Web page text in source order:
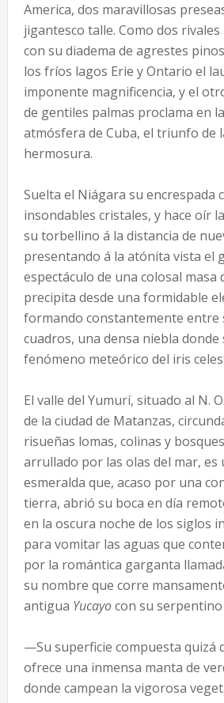
America, dos maravillosas
jigantesco talle. Como dos
con su diadema de agrestes
los fríos lagos Erie y Ontario el
imponente magnificencia, y el
de gentiles palmas proclama en
atmósfera de Cuba, el triunfo de
hermosura.
Suelta el Niágara su encrespada
insondables cristales, y hace oír
su torbellino á la distancia de
presentando á la atónita vista el
espectáculo de una colosal masa
precipita desde una formidable
formando constantemente entre
cuadros, una densa niebla donde
fenómeno meteórico del iris
El valle del Yumurí, situado al N.
de la ciudad de Matanzas,
risueñas lomas, colinas y
arrullado por las olas del mar, es
esmeralda que, acaso por una
tierra, abrió su boca en día
en la oscura noche de los siglos
para vomitar las aguas que
por la romántica garganta
su nombre que corre
antigua Yucayocon su serpentino
—Su superficie compuesta quizá
ofrece una inmensa manta de
donde campean la vigorosa